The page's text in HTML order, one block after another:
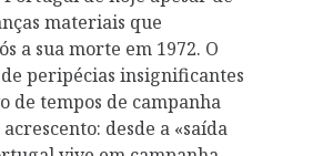
materiais que
a sua morte em 1972. O
peripécias insignificantes
de tempos de campanha
desde a «saída